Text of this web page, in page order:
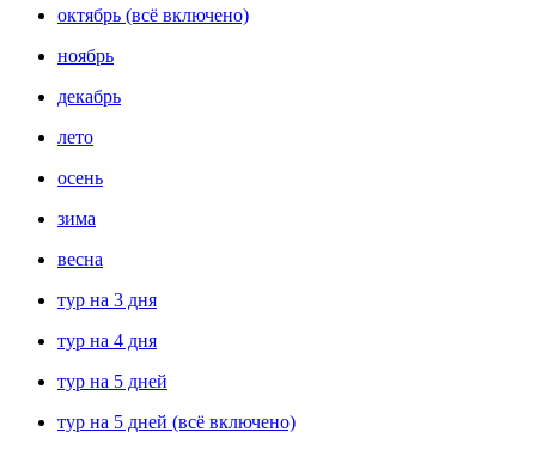
октябрь (всё включено)
ноябрь
декабрь
лето
осень
зима
весна
тур на 3 дня
тур на 4 дня
тур на 5 дней
тур на 5 дней (всё включено)